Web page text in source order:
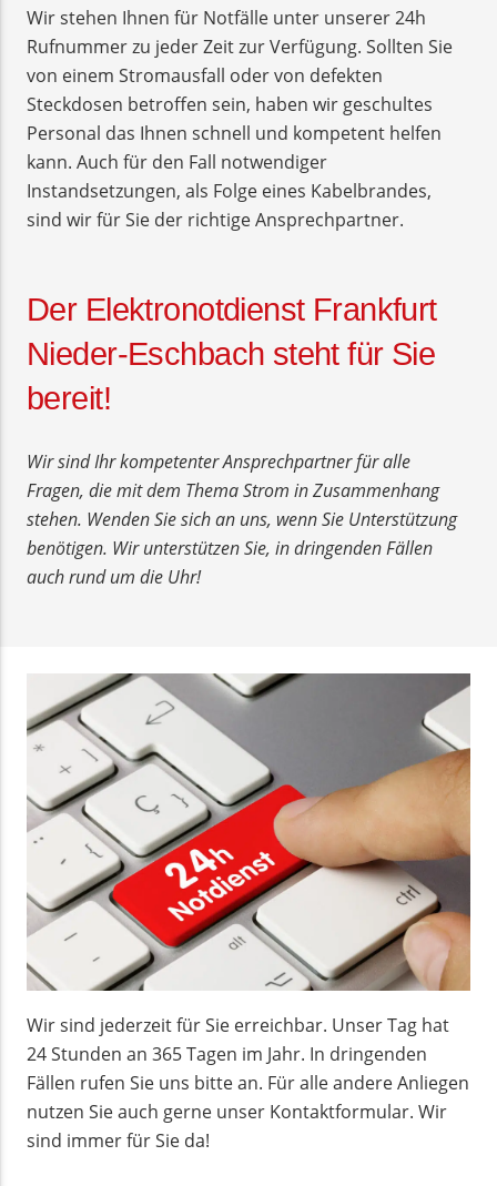
Wir stehen Ihnen für Notfälle unter unserer 24h
Rufnummer zu jeder Zeit zur Verfügung. Sollten Sie
von einem Stromausfall oder von defekten
Steckdosen betroffen sein, haben wir geschultes
Personal das Ihnen schnell und kompetent helfen
kann. Auch für den Fall notwendiger
Instandsetzungen, als Folge eines Kabelbrandes,
sind wir für Sie der richtige Ansprechpartner.
Der Elektronotdienst Frankfurt
Nieder-Eschbach steht für Sie
bereit!
Wir sind Ihr kompetenter Ansprechpartner für alle
Fragen, die mit dem Thema Strom in Zusammenhang
stehen. Wenden Sie sich an uns, wenn Sie Unterstützung
benötigen. Wir unterstützen Sie, in dringenden Fällen
auch rund um die Uhr!
Wir sind jederzeit für Sie erreichbar. Unser Tag hat
24 Stunden an 365 Tagen im Jahr. In dringenden
Fällen rufen Sie uns bitte an. Für alle andere Anliegen
nutzen Sie auch gerne unser Kontaktformular. Wir
sind immer für Sie da!